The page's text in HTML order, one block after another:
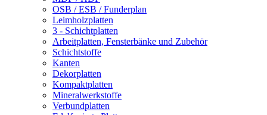
OSB / ESB / Funderplan
Leimholzplatten
3 - Schichtplatten
Arbeitplatten, Fensterbänke und Zubehör
Schichtstoffe
Kanten
Dekorplatten
Kompaktplatten
Mineralwerkstoffe
Verbundplatten